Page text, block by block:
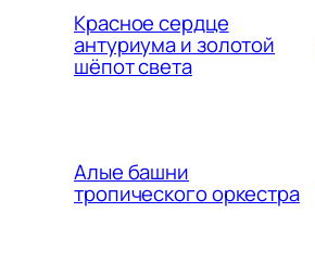
Красное сердце
антуриума и золотой
шёпот света
Алые башни
тропического оркестра